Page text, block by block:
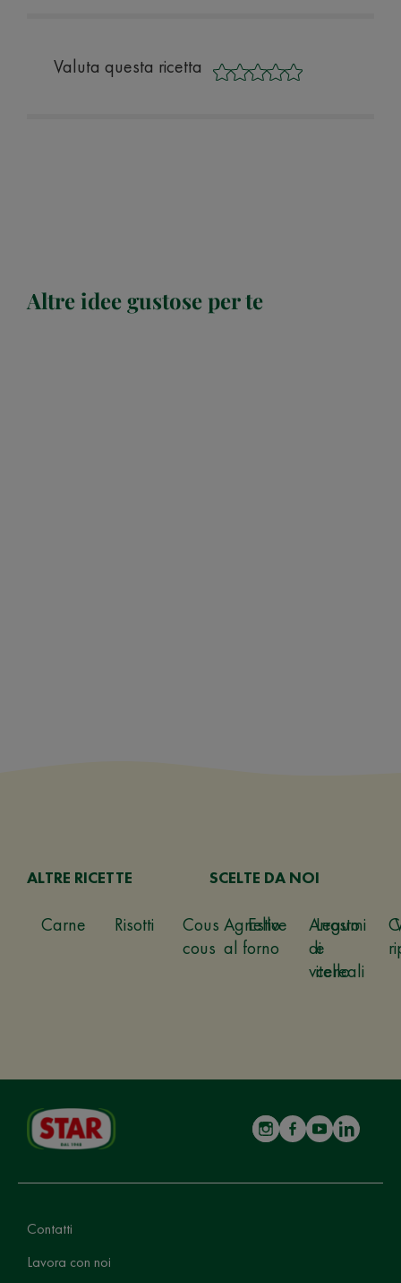
Valuta questa ricetta
Altre idee gustose per te
ALTRE RICETTE
Carne Risotti
Cous
cous
Estive
Legumi
e
cereali
SCELTE DA NOI
Agnello
al forno
Arrosto
di
vitello
Contatti
Lavora con noi